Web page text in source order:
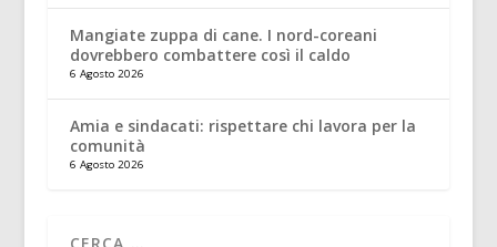
Mangiate zuppa di cane. I nord-coreani
dovrebbero combattere così il caldo
6 Agosto 2026
Amia e sindacati: rispettare chi lavora per la
comunità
6 Agosto 2026